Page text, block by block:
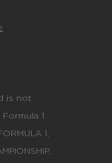
is not
1
1,